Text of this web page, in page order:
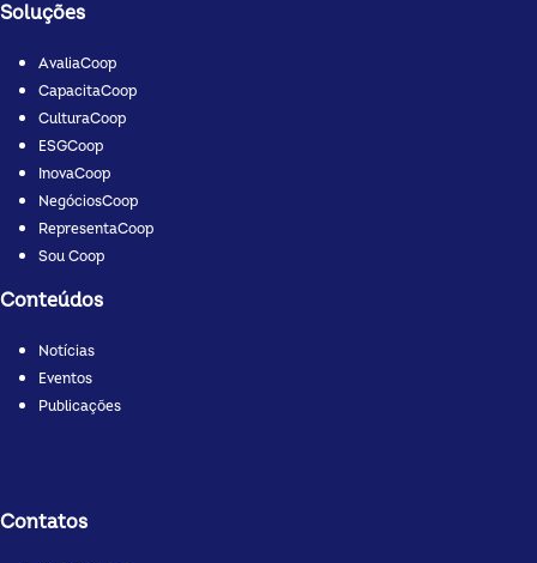
Soluções
AvaliaCoop
CapacitaCoop
CulturaCoop
ESGCoop
InovaCoop
NegóciosCoop
RepresentaCoop
Sou Coop
Conteúdos
Notícias
Eventos
Publicações
Contatos